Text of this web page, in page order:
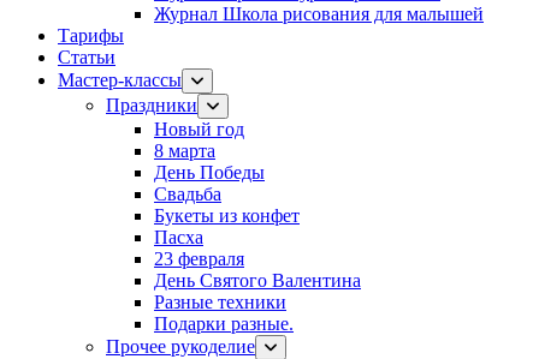
Журнал Школа рисования для малышей
Тарифы
Статьи
Мастер-классы
Праздники
Новый год
8 марта
День Победы
Свадьба
Букеты из конфет
Пасха
23 февраля
День Святого Валентина
Разные техники
Подарки разные.
Прочее рукоделие